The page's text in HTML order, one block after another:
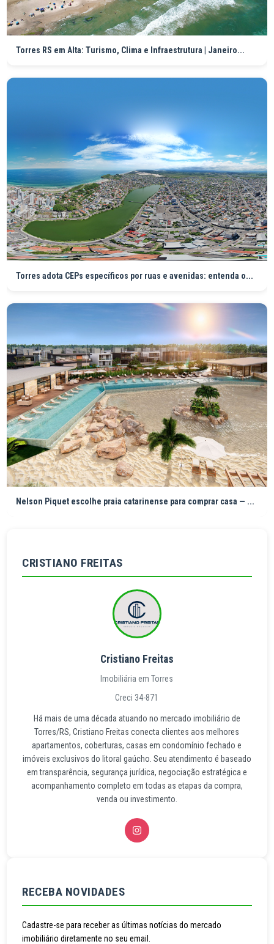
Torres RS em Alta: Turismo, Clima e Infraestrutura | Janeiro...
Torres adota CEPs específicos por ruas e avenidas: entenda o...
Nelson Piquet escolhe praia catarinense para comprar casa — ...
CRISTIANO FREITAS
Cristiano Freitas
Imobiliária em Torres
Creci 34-871
Há mais de uma década atuando no mercado imobiliário de
Torres/RS, Cristiano Freitas conecta clientes aos melhores
apartamentos, coberturas, casas em condomínio fechado e
imóveis exclusivos do litoral gaúcho. Seu atendimento é baseado
em transparência, segurança jurídica, negociação estratégica e
acompanhamento completo em todas as etapas da compra,
venda ou investimento.
RECEBA NOVIDADES
Cadastre-se para receber as últimas notícias do mercado
imobiliário diretamente no seu email.